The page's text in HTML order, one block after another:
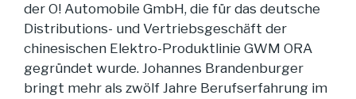
der O! Automobile GmbH, die für das deutsche
Distributions- und Vertriebsgeschäft der
chinesischen Elektro-Produktlinie GWM ORA
gegründet wurde. Johannes Brandenburger
bringt mehr als zwölf Jahre Berufserfahrung im